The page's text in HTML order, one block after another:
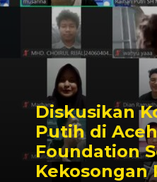
Diskusikan
Putih di
Foundation
Kekosongan